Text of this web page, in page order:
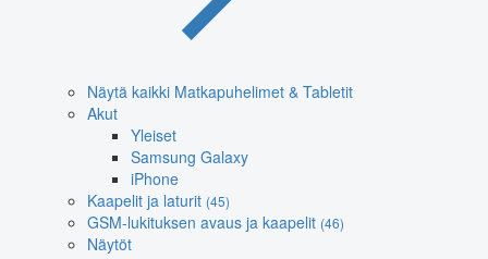
Näytä kaikki Matkapuhelimet & Tabletit
Akut
Yleiset
Samsung Galaxy
iPhone
Kaapelit ja laturit (45)
GSM-lukituksen avaus ja kaapelit (46)
Näytöt